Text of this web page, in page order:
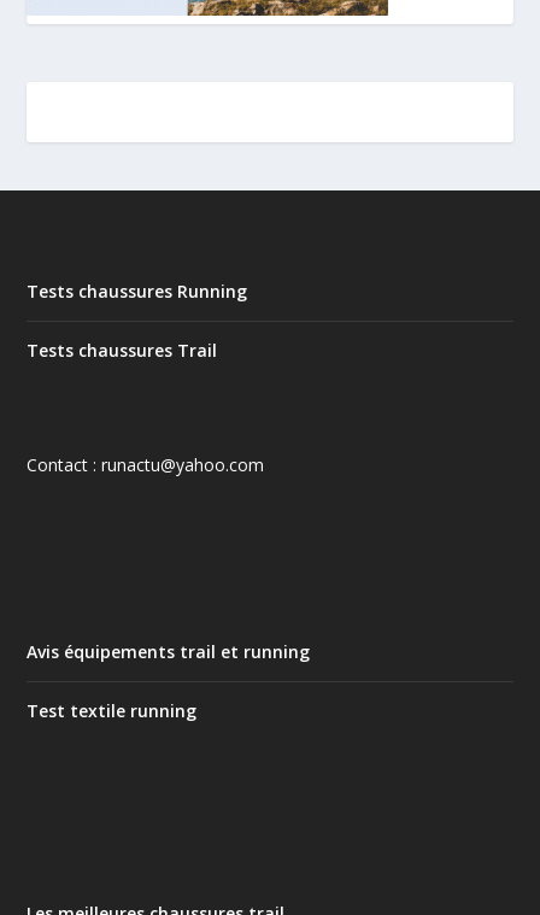
Tests chaussures Running
Tests chaussures Trail
Contact : runactu@yahoo.com
Avis équipements trail et running
Test textile running